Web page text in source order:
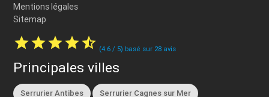
Mentions légales
Sitemap
starstarstarstarstar_half (4.6 / 5) basé sur 28 avis
Principales villes
Serrurier Antibes Serrurier Cagnes sur Mer